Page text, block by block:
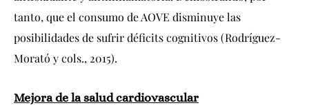
tanto, que el consumo de AOVE disminuye las
posibilidades de sufrir déficits cognitivos (Rodríguez-
Morató y cols., 2015).
Mejora de la salud cardiovascular